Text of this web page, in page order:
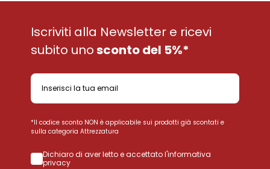
Iscriviti alla Newsletter e ricevi
subito unosconto del 5%*
*Il codice sconto NON è applicabile sui prodotti già scontati e
sulla categoria Attrezzatura
Dichiaro di aver letto e accettato l'informativa
privacy